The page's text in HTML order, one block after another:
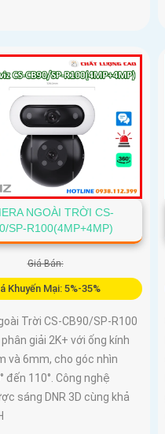
NGOÀI TRỜI CS-
SP-R100(4MP+4MP)
Giá Bán:
Khuyến Mại: 5%-35%
Trời CS-CB90/SP-R100
giải 2K+ với ống kính
và 6mm, cho góc nhìn
đến 110°. Công nghệ
sáng DNR 3D cùng khả